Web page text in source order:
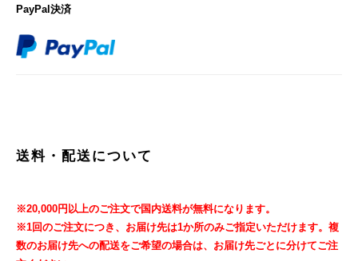
PayPal決済
送料・配送について
※20,000円以上のご注文で国内送料が無料になります。
※1回のご注文につき、お届け先は1か所のみご指定いただけます。複
数のお届け先への配送をご希望の場合は、お届け先ごとに分けてご注